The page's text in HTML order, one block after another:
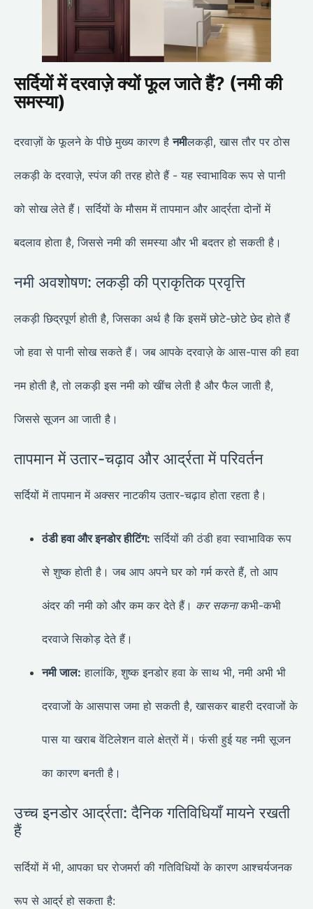
सर्दियों में दरवाज़े क्यों फूल जाते हैं? (नमी की
समस्या)
दरवाज़ों के फूलने के पीछे मुख्य कारण हैनमीलकड़ी, खास तौर पर ठोस
लकड़ी के दरवाज़े, स्पंज की तरह होते हैं - यह स्वाभाविक रूप से पानी
को सोख लेते हैं। सर्दियों के मौसम में तापमान और आर्द्रता दोनों में
बदलाव होता है, जिससे नमी की समस्या और भी बदतर हो सकती है।
नमी अवशोषण: लकड़ी की प्राकृतिक प्रवृत्ति
लकड़ी छिद्रपूर्ण होती है, जिसका अर्थ है कि इसमें छोटे-छोटे छेद होते हैं
जो हवा से पानी सोख सकते हैं। जब आपके दरवाज़े के आस-पास की हवा
नम होती है, तो लकड़ी इस नमी को खींच लेती है और फैल जाती है,
जिससे सूजन आ जाती है।
तापमान में उतार-चढ़ाव और आर्द्रता में परिवर्तन
सर्दियों में तापमान में अक्सर नाटकीय उतार-चढ़ाव होता रहता है।
ठंडी हवा और इनडोर हीटिंग: सर्दियों की ठंडी हवा स्वाभाविक रूप
से शुष्क होती है। जब आप अपने घर को गर्म करते हैं, तो आप
अंदर की नमी को और कम कर देते हैं। कर सकनाकभी-कभी
दरवाजे सिकोड़ देते हैं।
नमी जाल: हालांकि, शुष्क इनडोर हवा के साथ भी, नमी अभी भी
दरवाजों के आसपास जमा हो सकती है, खासकर बाहरी दरवाजों के
पास या खराब वेंटिलेशन वाले क्षेत्रों में। फंसी हुई यह नमी सूजन
का कारण बनती है।
उच्च इनडोर आर्द्रता: दैनिक गतिविधियाँ मायने रखती
हैं
सर्दियों में भी, आपका घर रोजमर्रा की गतिविधियों के कारण आश्चर्यजनक
रूप से आर्द्र हो सकता है: